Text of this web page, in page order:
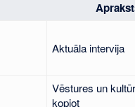
Aktuāla intervija
Vēstures un
kopjot